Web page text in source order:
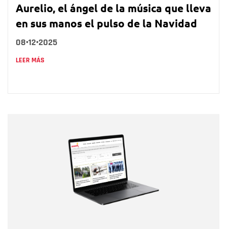
Aurelio, el ángel de la música que lleva
en sus manos el pulso de la Navidad
08•12•2025
LEER MÁS
Correo electrónico
Tipo de comentario